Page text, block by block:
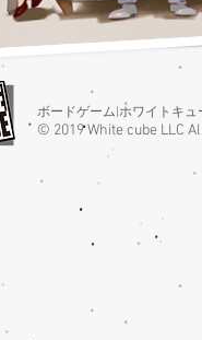
© 2019 White cube LLC
ボードゲーム|ホワイトキュ